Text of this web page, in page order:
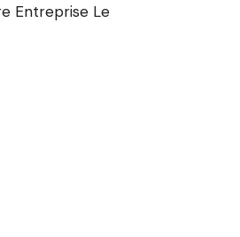
Entreprise Le